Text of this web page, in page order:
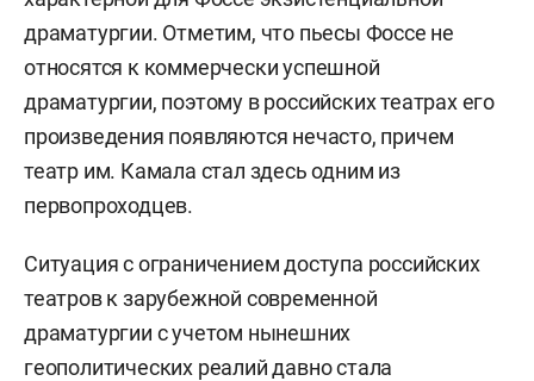
драматургии. Отметим, что пьесы Фоссе не
относятся к коммерчески успешной
драматургии, поэтому в российских театрах его
произведения появляются нечасто, причем
театр им. Камала стал здесь одним из
первопроходцев.
Ситуация с ограничением доступа российских
театров к зарубежной современной
драматургии с учетом нынешних
геополитических реалий давно стала